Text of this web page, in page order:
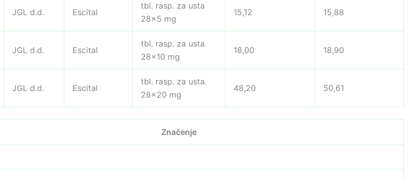
JGL d.d. Escital
tbl. rasp. za usta
28×5 mg
15,12 15,88
JGL d.d. Escital
tbl. rasp. za usta
28×10 mg
18,00 18,90
JGL d.d. Escital
tbl. rasp. za usta.
28×20 mg
48,20 50,61
Značenje